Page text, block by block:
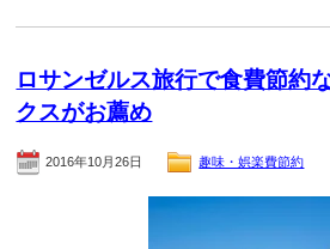
ロサンゼルス旅行で食費節約
クスがお薦め
2016年10月26日 趣味・娯楽費節約